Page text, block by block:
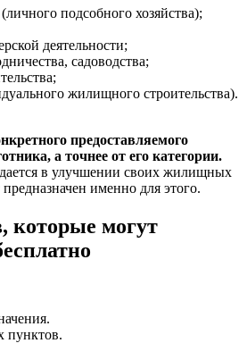
подсобного хозяйства);
деятельности;
садоводства;
жилищного строительства).
предоставляемого
а точнее от его категории.
в улучшении своих жилищных
именно для этого.
которые могут
пунктов.